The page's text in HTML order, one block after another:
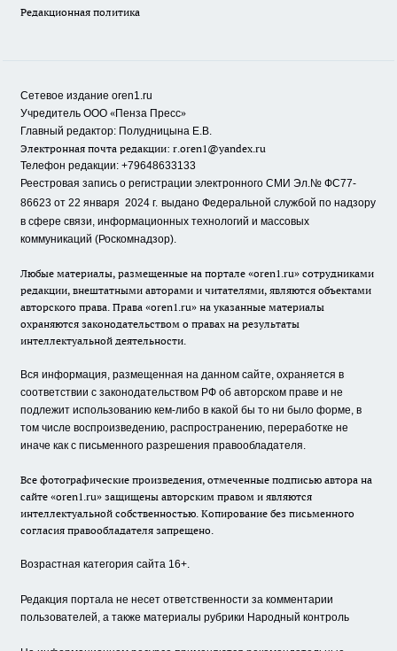
Редакционная политика
Сетевое издание oren1.ru
Учредитель ООО «Пенза Пресс»
Главный редактор: Полудницына Е.В.
Электронная почта редакции: r.oren1@yandex.ru
Телефон редакции: +79648633133
Реестровая запись о регистрации электронного СМИ Эл.№ ФС77-
86623 от 22 января 2024 г. выдано Федеральной службой по надзору
в сфере связи, информационных технологий и массовых
коммуникаций (Роскомнадзор).
Любые материалы, размещенные на портале «oren1.ru» сотрудниками
редакции, внештатными авторами и читателями, являются объектами
авторского права. Права «oren1.ru» на указанные материалы
охраняются законодательством о правах на результаты
интеллектуальной деятельности.
Вся информация, размещенная на данном сайте, охраняется в
соответствии с законодательством РФ об авторском праве и не
подлежит использованию кем-либо в какой бы то ни было форме, в
том числе воспроизведению, распространению, переработке не
иначе как с письменного разрешения правообладателя.
Все фотографические произведения, отмеченные подписью автора на
сайте «oren1.ru» защищены авторским правом и являются
интеллектуальной собственностью. Копирование без письменного
согласия правообладателя запрещено.
Возрастная категория сайта 16+.
Редакция портала не несет ответственности за комментарии
пользователей, а также материалы рубрики Народный контроль